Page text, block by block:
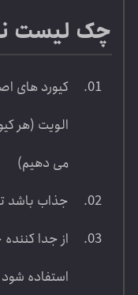
چک لیست
کیورد های
الویت (هر
می دهیم)
جذاب باشد
از جدا
استفاده